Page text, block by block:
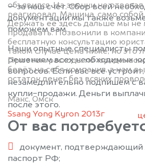
объявился. На звонки не
реагировал. Машина, само
Держать её здесь дальше мы
продавать. Позвонили в
бесплатную консультацию
таком случае цена ниже, но это
При этом расходы по
берёт на себя компания, а нам
остаток денег без всяких
Макс, Омск
Ssang Yong Kyron 2013г
— за наш счёт. Сбор всей
документации мы также
поможем вам.
Наши опытные специалисты
решением всех необходимых
вопросов. Если вас всё
незамедлительно подпишем с
купли-продажи. Деньги
после этого.
От вас
документ, подтверждающий
паспорт РФ;